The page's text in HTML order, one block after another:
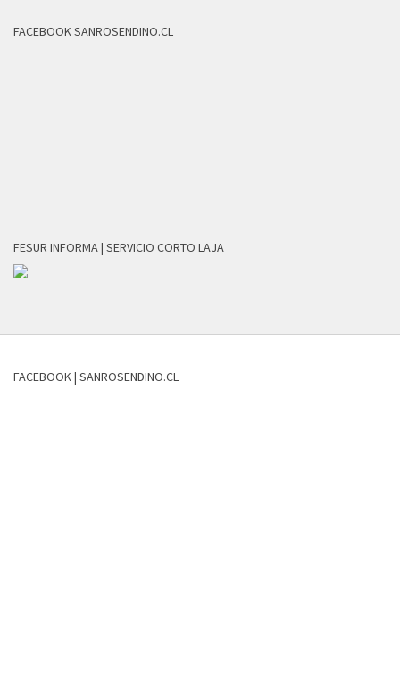
FACEBOOK SANROSENDINO.CL
FESUR INFORMA | SERVICIO CORTO LAJA
FACEBOOK | SANROSENDINO.CL